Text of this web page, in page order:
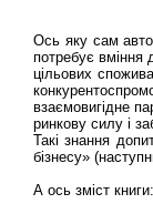
Ось яку сам
потребує вміння
цільових
взаємовигідне
ринкову силу і
Такі знання
бізнесу»
А ось зміст книги: